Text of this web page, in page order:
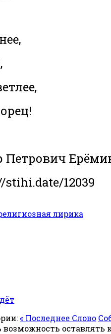
stihi.date/12039
лирика
« Последнее Слово
оставлять